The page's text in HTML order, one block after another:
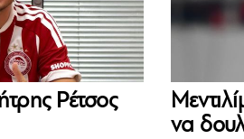
Ρέτσος
να